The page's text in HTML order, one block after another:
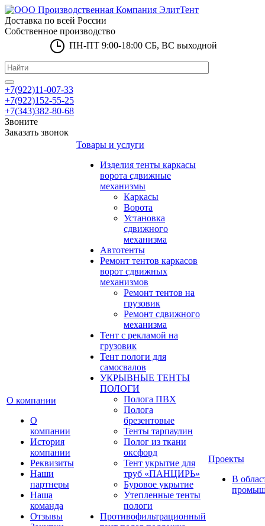
Доставка по всей России
Собственное производство
ПН-ПТ 9:00-18:00 СБ, ВС выходной
+7(922)11-007-33
+7(922)152-55-25
+7(343)382-80-68
Звоните
Заказать звонок
О компании
О
компании
История
компании
Реквизиты
Наши
партнеры
Наша
команда
Отзывы
Товары и услуги
Изделия тенты каркасы
ворота сдвижные
механизмы
Каркасы
Ворота
Установка
сдвижного
механизма
Автотенты
Ремонт тентов каркасов
ворот сдвижных
механизмов
Ремонт тентов на
грузовик
Ремонт сдвижного
механизма
Тент с рекламой на
грузовик
Тент пологи для
самосвалов
УКРЫВНЫЕ ТЕНТЫ
ПОЛОГИ
Полога ПВХ
Полога
брезентовые
Тенты тарпаулин
Полог из ткани
оксфорд
Тент укрытие для
труб «ПАНЦИРЬ»
Буровое укрытие
Утепленные тенты
пологи
Противофильтрационный
Проекты
В